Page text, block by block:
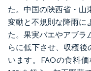
た。中国の陝西省・山
変動と不規則な降雨に
た。果実バエやアブラ
らに低下させ、収穫後
います。FAOの食料